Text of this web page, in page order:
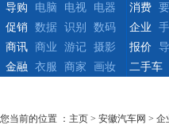
导购
电脑 电视
电器
促销
数据 识别 数码
消费
企业
商讯
商业 游记
摄影
金融
衣服 商家 画妆
报价
二手车
您当前的位置 ： 主页 > 安徽汽车网 > 企